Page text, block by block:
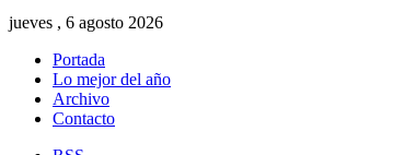
jueves , 6 agosto 2026
Portada
Lo mejor del año
Archivo
Contacto